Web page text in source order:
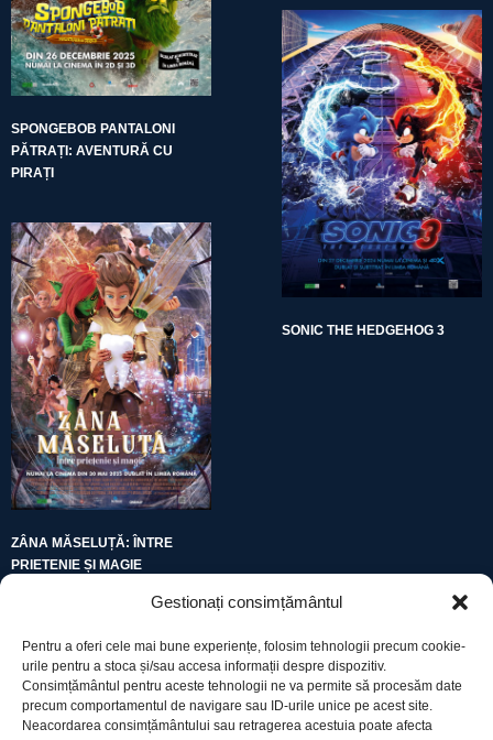
Gestionați consimțământul
Pentru a oferi cele mai bune experiențe, folosim tehnologii precum cookie-
urile pentru a stoca și/sau accesa informații despre dispozitiv.
Consimțământul pentru aceste tehnologii ne va permite să procesăm date
precum comportamentul de navigare sau ID-urile unice pe acest site.
Neacordarea consimțământului sau retragerea acestuia poate afecta
SPONGEBOB PANTALONI
PĂTRAȚI: AVENTURĂ CU
PIRAȚI
ZÂNA MĂSELUȚĂ: ÎNTRE
PRIETENIE ȘI MAGIE
SONIC THE HEDGEHOG 3
Utile